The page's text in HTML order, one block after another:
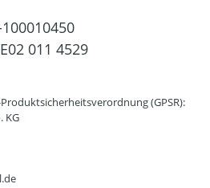
100010450
011 4529
(GPSR):
KG